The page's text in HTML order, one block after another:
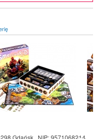
Gdańsk, NIP: 9571068214,